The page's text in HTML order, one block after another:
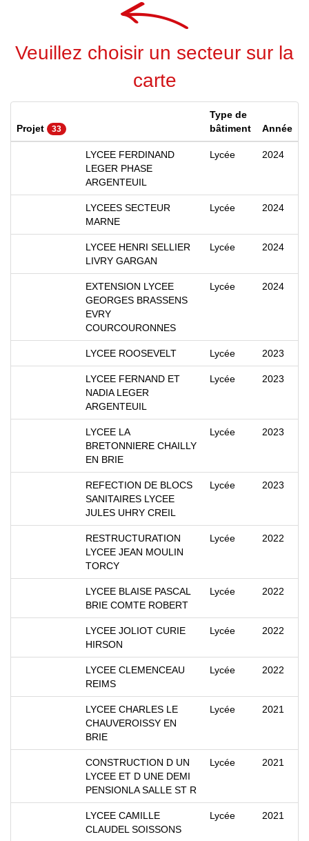
Veuillez choisir un secteur sur la
carte
Projet 33
Type de
bâtiment
Année
LYCEE FERDINAND
LEGER PHASE
ARGENTEUIL
Lycée 2024
LYCEES SECTEUR
MARNE
Lycée 2024
LYCEE HENRI SELLIER
LIVRY GARGAN
Lycée 2024
EXTENSION LYCEE
GEORGES BRASSENS
EVRY
COURCOURONNES
Lycée 2024
LYCEE ROOSEVELT Lycée 2023
LYCEE FERNAND ET
NADIA LEGER
ARGENTEUIL
Lycée 2023
LYCEE LA
BRETONNIERE CHAILLY
EN BRIE
Lycée 2023
REFECTION DE BLOCS
SANITAIRES LYCEE
JULES UHRY CREIL
Lycée 2023
RESTRUCTURATION
LYCEE JEAN MOULIN
TORCY
Lycée 2022
LYCEE BLAISE PASCAL
BRIE COMTE ROBERT
Lycée 2022
LYCEE JOLIOT CURIE
HIRSON
Lycée 2022
LYCEE CLEMENCEAU
REIMS
Lycée 2022
LYCEE CHARLES LE
CHAUVEROISSY EN
BRIE
Lycée 2021
CONSTRUCTION D UN
LYCEE ET D UNE DEMI
PENSIONLA SALLE ST R
Lycée 2021
LYCEE CAMILLE
CLAUDEL SOISSONS
Lycée 2021